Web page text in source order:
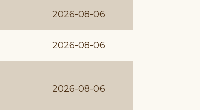
2026-08-06
2026-08-06
2026-08-06